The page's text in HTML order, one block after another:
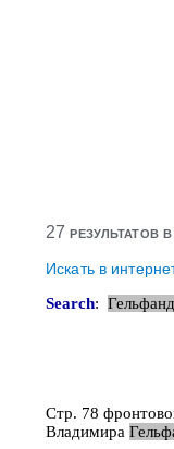
27 результатов
Искать в
Search: Гельфанд
Стр. 78
Владимира